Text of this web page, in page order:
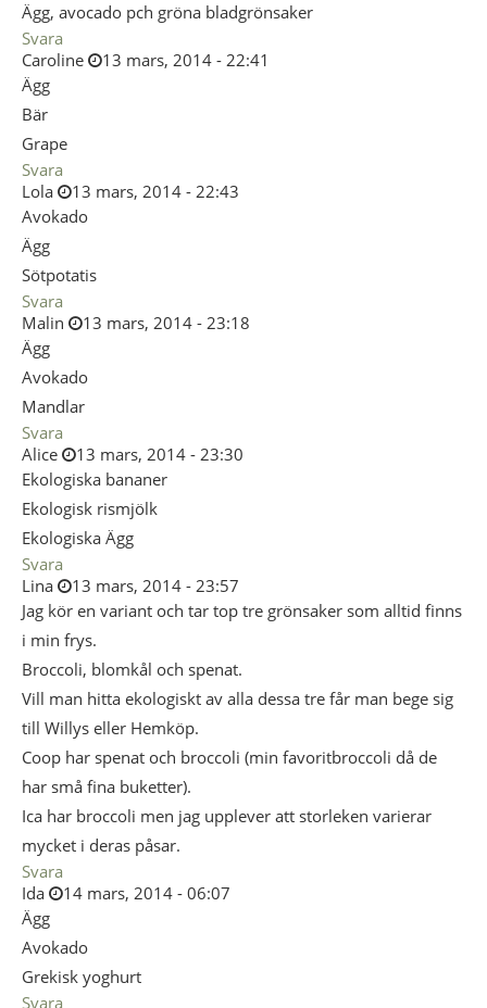
Ägg, avocado pch gröna bladgrönsaker
Svara
Caroline
13 mars, 2014 - 22:41
Ägg
Bär
Grape
Svara
Lola
13 mars, 2014 - 22:43
Avokado
Ägg
Sötpotatis
Svara
Malin
13 mars, 2014 - 23:18
Ägg
Avokado
Mandlar
Svara
Alice
13 mars, 2014 - 23:30
Ekologiska bananer
Ekologisk rismjölk
Ekologiska Ägg
Svara
Lina
13 mars, 2014 - 23:57
Jag kör en variant och tar top tre grönsaker som alltid finns
i min frys.
Broccoli, blomkål och spenat.
Vill man hitta ekologiskt av alla dessa tre får man bege sig
till Willys eller Hemköp.
Coop har spenat och broccoli (min favoritbroccoli då de
har små fina buketter).
Ica har broccoli men jag upplever att storleken varierar
mycket i deras påsar.
Svara
Ida
14 mars, 2014 - 06:07
Ägg
Avokado
Grekisk yoghurt
Svara